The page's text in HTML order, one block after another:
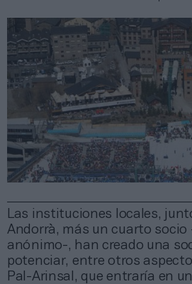
Las instituciones locales,
Andorrà, más un cuarto socio
anónimo-, han creado una
potenciar, entre otros
Pal-Arinsal, que entraría en